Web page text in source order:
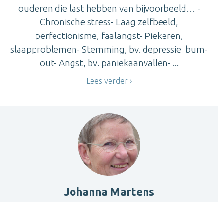
ouderen die last hebben van bijvoorbeeld… -
Chronische stress- Laag zelfbeeld,
perfectionisme, faalangst- Piekeren,
slaapproblemen- Stemming, bv. depressie, burn-
out- Angst, bv. paniekaanvallen- ...
Lees verder
Johanna Martens